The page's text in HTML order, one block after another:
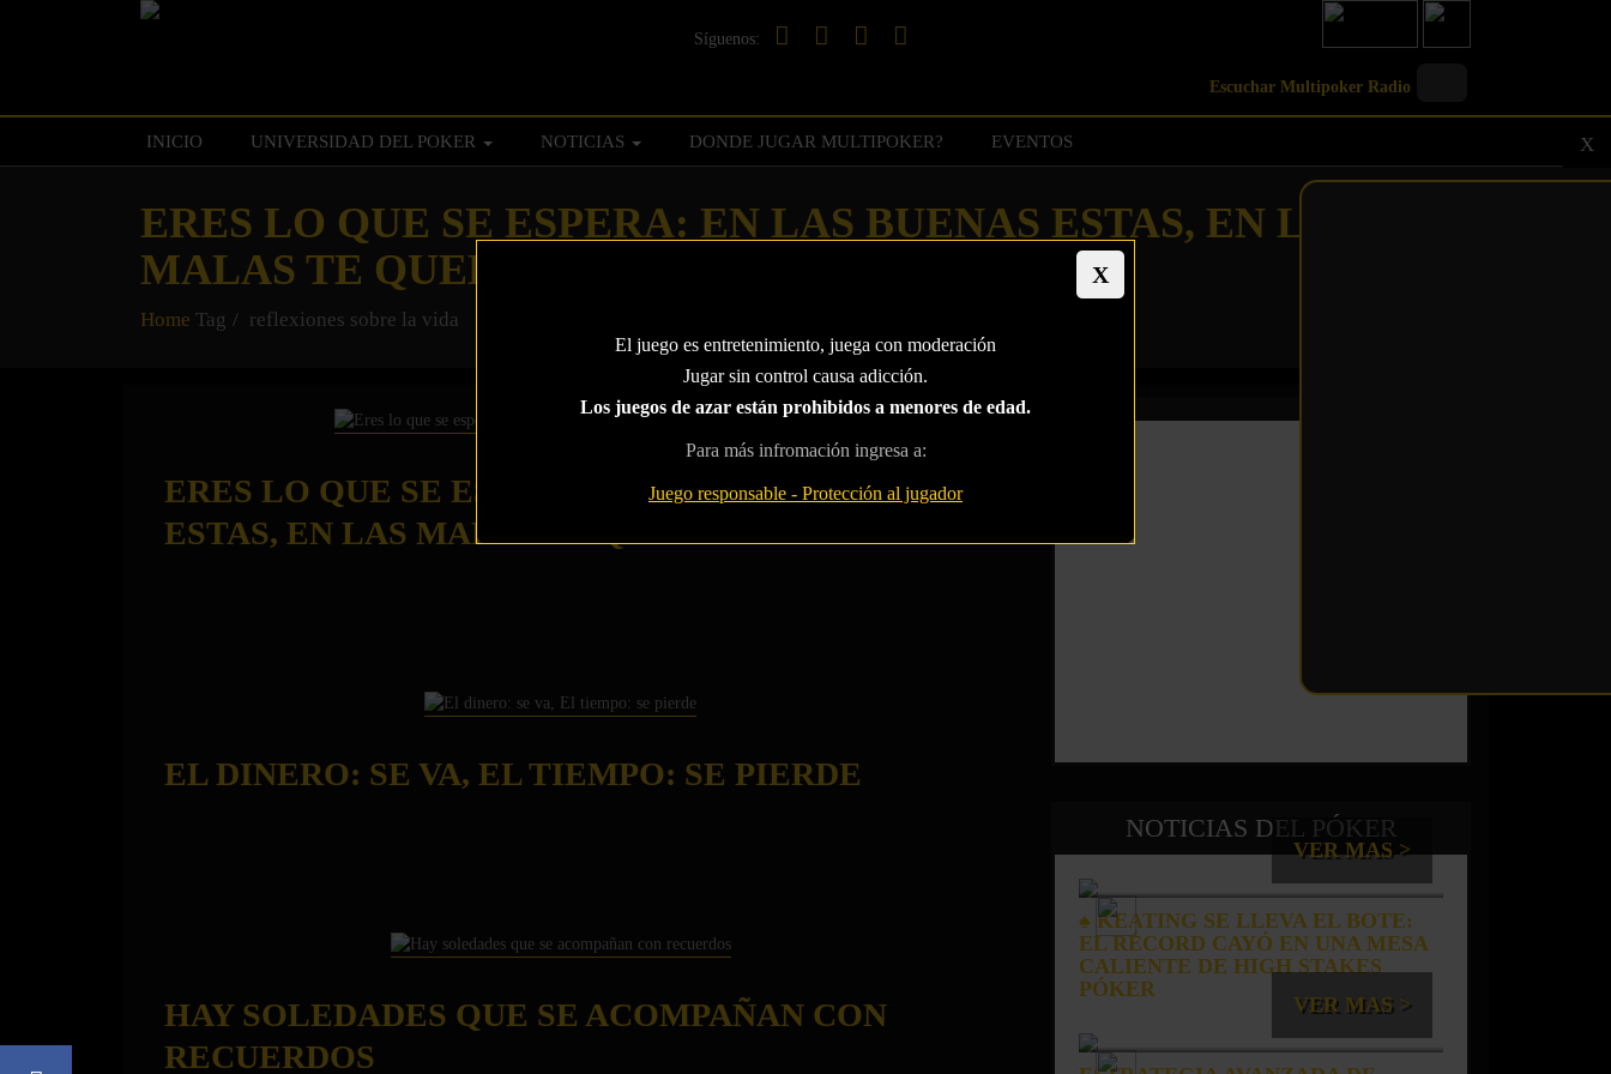
X
El juego es entretenimiento, juega con moderación
Jugar sin control causa adicción.
Los juegos de azar están prohibidos a menores de edad.
Para más infromación ingresa a:
Juego responsable - Protección al jugador
Síguenos:
Escuchar Multipoker Radio
INICIO UNIVERSIDAD DEL POKER NOTICIAS DONDE JUGAR MULTIPOKER? EVENTOS
ERES LO QUE SE ESPERA: EN LAS BUENAS ESTAS, EN LAS
MALAS TE QUEDAS
Home Tag reflexiones sobre la vida
ERES LO QUE SE ESPERA: EN LAS BUENAS
ESTAS, EN LAS MALAS TE QUEDAS
EL DINERO: SE VA, EL TIEMPO: SE PIERDE
HAY SOLEDADES QUE SE ACOMPAÑAN CON
RECUERDOS
NOTICIAS DEL PÓKER
VER MAS >
♠️ KEATING SE LLEVA EL BOTE:
EL RÉCORD CAYÓ EN UNA MESA
CALIENTE DE HIGH STAKES
PÓKER
VER MAS >